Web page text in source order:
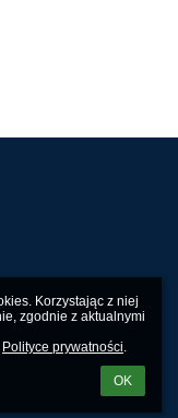
Korzystając z niej
zgodnie z aktualnymi
Polityce prywatności.
OK